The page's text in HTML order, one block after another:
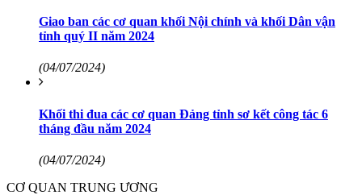
Giao ban các cơ quan khối Nội chính và khối Dân vận
tỉnh quý II năm 2024
(04/07/2024)
Khối thi đua các cơ quan Đảng tỉnh sơ kết công tác 6
tháng đầu năm 2024
(04/07/2024)
CƠ QUAN TRUNG ƯƠNG